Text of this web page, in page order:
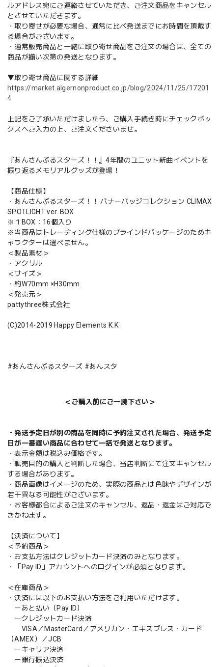
ルアドレス宛にご連絡させていただき、ご注文商品をキャンセル
とさせていただきます。
・取り寄せが必要な場合、通常に比べ発送までにお時間を頂戴す
る場合がございます。
・通常販売商品と一緒に取り寄せ商品をご注文の場合は、全ての
商品が揃い次第の発送となります。
▼取り寄せ商品に関する詳細
https://market.algernonproduct.co.jp/blog/2024/11/25/17201
4
上記をご了承いただけましたら、ご購入手続き時にチェックボッ
クスへご入力の上、ご注文くださいませ。
『あんさんぶるスターズ！！』4年間のユニット新曲イベントを
振り返るメモリアルグッズが登場！
【商品仕様】
・あんさんぶるスターズ！！ バナーバッジコレクション CLIMAX
SPOTLIGHT ver. BOX
※１BOX：16個入り
※当商品はトレーディング仕様のブラインドパッケージのためキ
ャラクターは選べません。
＜製品素材＞
・アクリル
＜サイズ＞
・約W70mm ×H30mm
＜発売元＞
pattythree株式会社
(C)2014-2019 Happy Elements K.K
#あんさんぶるスターズ #あんスタ
＜ご購入前にご一読下さい＞
・発送予定日が別の商品を同時に予約注文された場合、発送予定
日が一番遅い商品に合わせて一括で発送となります。
・表示金額は税込み価格です。
・転売目的の購入と判断した場合、当店判断にて注文キャンセル
する場合があります。
・商品画像はイメージのため、実際の商品とは色味やデザインが
若干異なる可能性がございます。
・お客様都合によるご注文のキャンセル、返品・返金はご対応で
きかねます。
【決済について】
＜予約商品＞
・お支払方法はクレジットカード決済のみとなります。
・「Pay ID」アカウントへのログインが必須となります。
＜在庫商品＞
・決済には以下のお支払い方法をご利用いただけます。
ーあと払い（Pay ID）
ークレジットカード決済
VISA／MasterCard／アメリカン・エキスプレス・カード
（AMEX）／JCB
ーキャリア決済
ー銀行振込決済